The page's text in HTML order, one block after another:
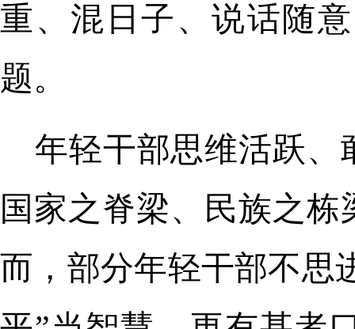
重、混日子、说话随
题。
年轻干部思维活跃、
国家之脊梁、民族之
而，部分年轻干部不思